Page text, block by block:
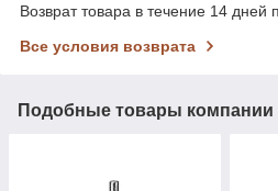
Возврат товара в течение 14 дней
Все условия возврата
Подобные товары компании